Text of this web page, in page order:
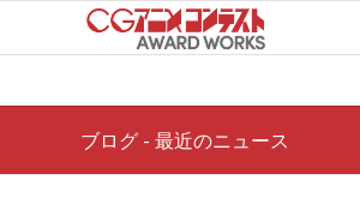
ブログ - 最近のニュース